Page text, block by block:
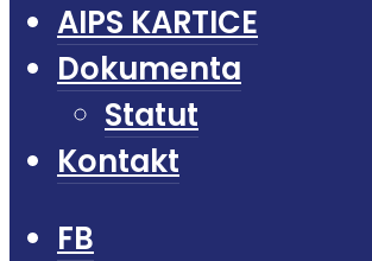
AIPS KARTICE
Dokumenta
Statut
Kontakt
FB